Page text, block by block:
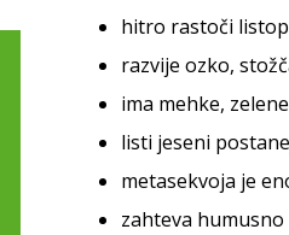
hitro rastoči
razvije ozko,
ima mehke,
listi jeseni
metasekvoja je
zahteva